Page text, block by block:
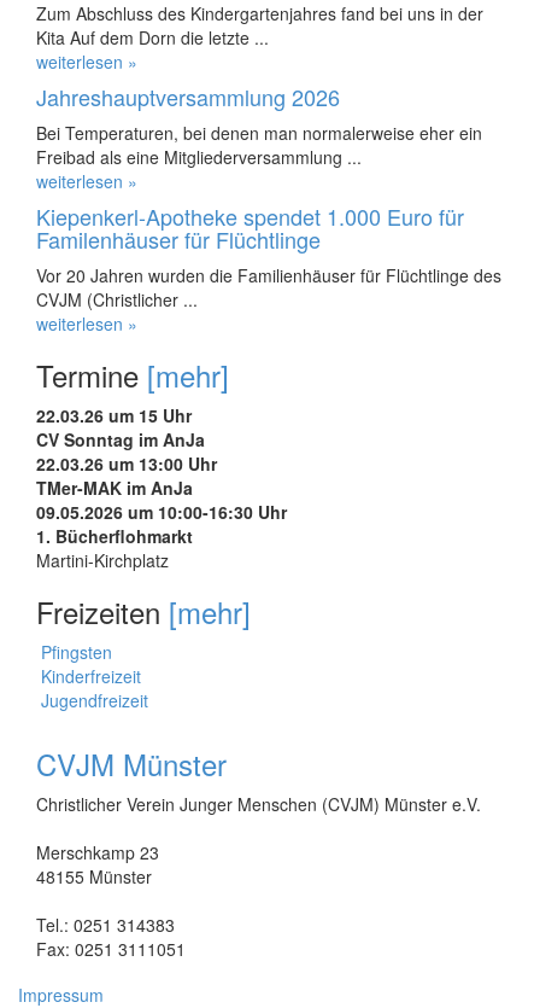
Zum Abschluss des Kindergartenjahres fand bei uns in der
Kita Auf dem Dorn die letzte ...
weiterlesen »
Jahreshauptversammlung 2026
Bei Temperaturen, bei denen man normalerweise eher ein
Freibad als eine Mitgliederversammlung ...
weiterlesen »
Kiepenkerl-Apotheke spendet 1.000 Euro für
Familenhäuser für Flüchtlinge
Vor 20 Jahren wurden die Familienhäuser für Flüchtlinge des
CVJM (Christlicher ...
weiterlesen »
Termine [mehr]
22.03.26 um 15 Uhr
CV Sonntag im AnJa
22.03.26 um 13:00 Uhr
TMer-MAK im AnJa
09.05.2026 um 10:00-16:30 Uhr
1. Bücherflohmarkt
Martini-Kirchplatz
Freizeiten [mehr]
Pfingsten
Kinderfreizeit
Jugendfreizeit
CVJM Münster
Christlicher Verein Junger Menschen (CVJM) Münster e.V.
Merschkamp 23
48155 Münster
Tel.: 0251 314383
Fax: 0251 3111051
Impressum